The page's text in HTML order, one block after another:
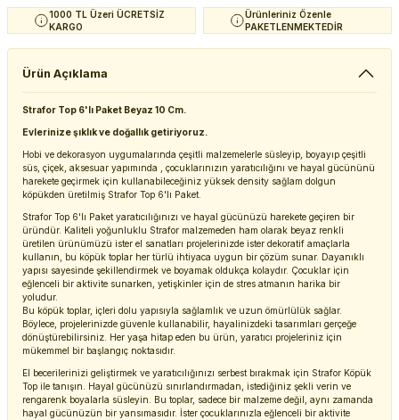
1000 TL Üzeri ÜCRETSİZ
KARGO
Ürünleriniz Özenle
PAKETLENMEKTEDİR
Ürün Açıklama
Strafor Top 6'lı Paket Beyaz 10 Cm.
Evlerinize şıklık ve doğallık getiriyoruz.
Hobi ve dekorasyon uygumalarında çeşitli malzemelerle süsleyip, boyayıp çeşitli
süs, çiçek, aksesuar yapımında , çocuklarınızın yaratıcılığını ve hayal gücününü
harekete geçirmek için kullanabileceğiniz yüksek density sağlam dolgun
köpükden üretilmiş Strafor Top 6'lı Paket.
Strafor Top 6'lı Paket yaratıcılığınızı ve hayal gücünüzü harekete geçiren bir
üründür. Kaliteli yoğunluklu Strafor malzemeden ham olarak beyaz renkli
üretilen ürünümüzü ister el sanatları projelerinizde ister dekoratif amaçlarla
kullanın, bu köpük toplar her türlü ihtiyaca uygun bir çözüm sunar. Dayanıklı
yapısı sayesinde şekillendirmek ve boyamak oldukça kolaydır. Çocuklar için
eğlenceli bir aktivite sunarken, yetişkinler için de stres atmanın harika bir
yoludur.
Bu köpük toplar, içleri dolu yapısıyla sağlamlık ve uzun ömürlülük sağlar.
Böylece, projelerinizde güvenle kullanabilir, hayalinizdeki tasarımları gerçeğe
dönüştürebilirsiniz. Her yaşa hitap eden bu ürün, yaratıcı projeleriniz için
mükemmel bir başlangıç noktasıdır.
El becerilerinizi geliştirmek ve yaratıcılığınızı serbest bırakmak için Strafor Köpük
Top ile tanışın. Hayal gücünüzü sınırlandırmadan, istediğiniz şekli verin ve
rengarenk boyalarla süsleyin. Bu toplar, sadece bir malzeme değil, aynı zamanda
hayal gücünüzün bir yansımasıdır. İster çocuklarınızla eğlenceli bir aktivite